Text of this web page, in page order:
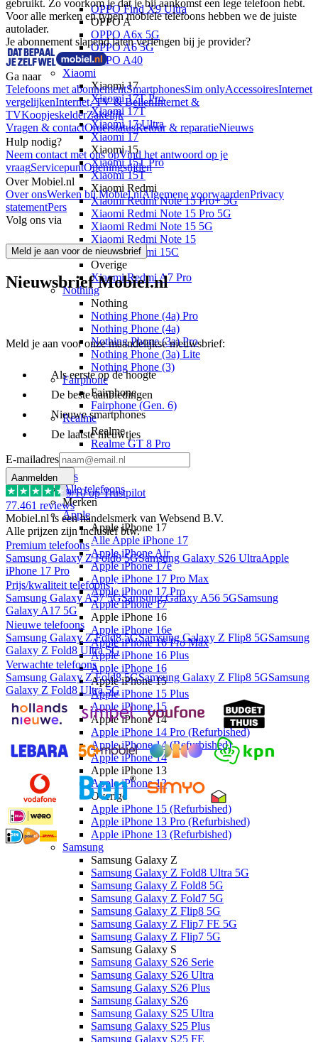
OPPO Find X9 Ultra
OPPO A
OPPO A6x 5G
OPPO A6 5G
OPPO A40
Xiaomi
Xiaomi 17
Xiaomi 17T Pro
Xiaomi 17T
Xiaomi 17 Ultra
Xiaomi 17
Xiaomi 15
Xiaomi 15T Pro
Xiaomi 15T
Xiaomi Redmi
Xiaomi Redmi Note 15 Pro+ 5G
Xiaomi Redmi Note 15 Pro 5G
Xiaomi Redmi Note 15 5G
Xiaomi Redmi Note 15
Xiaomi Redmi 15C
Overige
Xiaomi Redmi A7 Pro
Nothing
Nothing
Nothing Phone (4a) Pro
Nothing Phone (4a)
Nothing Phone (3a) Pro
Nothing Phone (3a) Lite
Nothing Phone (3)
Fairphone
Fairphone
Fairphone (Gen. 6)
Realme
Realme
Realme GT 8 Pro
Realme GT 7 Pro
Telefoons
Alle telefoons
Merken
Apple
Apple iPhone 17
Alle Apple iPhone 17
Apple iPhone Air
Apple iPhone 17e
Apple iPhone 17 Pro Max
Apple iPhone 17 Pro
Apple iPhone 17
Apple iPhone 16
Apple iPhone 16e
Apple iPhone 16 Pro Max
Apple iPhone 16 Plus
Apple iPhone 16
Apple iPhone 15
Apple iPhone 15 Plus
Apple iPhone 15
Apple iPhone 14
Apple iPhone 14 Pro (Refurbished)
Apple iPhone 14 (Refurbished)
Apple iPhone 14
Apple iPhone 13
Apple iPhone 13
Overige
Apple iPhone 15 (Refurbished)
Apple iPhone 13 Pro (Refurbished)
Apple iPhone 13 (Refurbished)
Samsung
Samsung Galaxy Z
Samsung Galaxy Z Fold8 Ultra 5G
Samsung Galaxy Z Fold8 5G
Samsung Galaxy Z Fold7 5G
Samsung Galaxy Z Flip8 5G
Samsung Galaxy Z Flip7 FE 5G
Samsung Galaxy Z Flip7 5G
Samsung Galaxy S
Samsung Galaxy S26 Serie
Samsung Galaxy S26 Ultra
Samsung Galaxy S26 Plus
Samsung Galaxy S26
Samsung Galaxy S25 Ultra
Samsung Galaxy S25 Plus
Samsung Galaxy S25 FE
gebruikt. Zo voorkom je dat je bij aankomst een lege telefoon hebt.
Voor alle merken en typen mobiele telefoons hebben we de juiste
autolader.
Je abonnement slapend laten verlengen bij je provider?
Ga naar
Telefoons met abonnementSmartphonesSim onlyAccessoiresInternet
vergelijkenInternet, TV & BellenInternet &
TVKoopjeskelderZakelijk
Vragen & contactOrderstatusRetour & reparatieNieuws
Hulp nodig?
Neem contact met ons opVind het antwoord op je
vraagServicepuntOpeningstijden
Over Mobiel.nl
Over onsWerken bij Mobiel.nlAlgemene voorwaardenPrivacy
statementPers
Volg ons via
Meld je aan voor de nieuwsbrief
Nieuwsbrief Mobiel.nl
Meld je aan voor onze maandelijkse nieuwsbrief:
Als eerste op de hoogte
De beste aanbiedingen
Nieuwe smartphones
De laatste nieuwtjes
E-mailadres
Aanmelden
9/10 op Trustpilot
77.461 reviews
Mobiel.nl is een handelsmerk van Websend B.V.
Alle prijzen zijn inclusief btw.
Premium telefoons
Samsung Galaxy Z Fold8 5GSamsung Galaxy S26 UltraApple
iPhone 17 Pro
Prijs/kwaliteit telefoons
Samsung Galaxy A57 5GSamsung Galaxy A56 5GSamsung
Galaxy A17 5G
Nieuwe telefoons
Samsung Galaxy Z Fold8 5GSamsung Galaxy Z Flip8 5GSamsung
Galaxy Z Fold8 Ultra 5G
Verwachte telefoons
Samsung Galaxy Z Fold8 5GSamsung Galaxy Z Flip8 5GSamsung
Galaxy Z Fold8 Ultra 5G